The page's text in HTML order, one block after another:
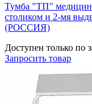
Тумба "ТП"
столиком и 2-мя
(РОССИЯ)
Доступен только по
Запросить товар